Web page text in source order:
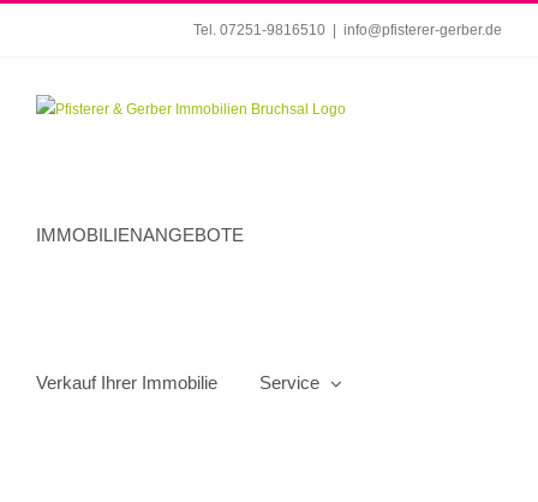
Tel. 07251-9816510 info@pfisterer-gerber.de
IMMOBILIENANGEBOTE
Verkauf Ihrer Immobilie Service